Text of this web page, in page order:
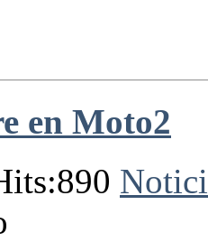
en Moto2